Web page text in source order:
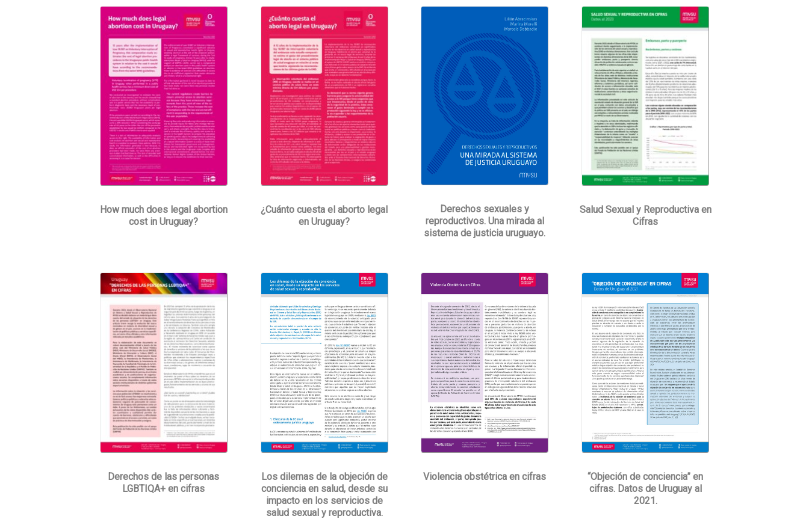
How much does legal abortion
cost in Uruguay?
¿Cuánto cuesta el aborto legal
en Uruguay?
Derechos sexuales y
reproductivos. Una mirada al
sistema de justicia uruguayo.
Salud Sexual y Reproductiva en
Cifras
Derechos de las personas
LGBTIQA+ en cifras
Los dilemas de la objeción de
conciencia en salud, desde su
impacto en los servicios de
salud sexual y reproductiva.
Violencia obstétrica en cifras
“Objeción de conciencia” en
cifras. Datos de Uruguay al
2021.